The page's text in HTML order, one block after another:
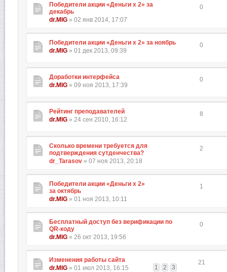
Победители акции «Деньги х 2» за
декабрь
dr.MIG » 02 янв 2014, 17:07
0
Победители акции «Деньги х 2» за ноябрь
dr.MIG » 01 дек 2013, 09:39
0
Доработки интерфейса
dr.MIG » 09 ноя 2013, 17:39
0
Рейтинг преподавателей
dr.MIG » 24 сен 2010, 16:12
8
Сколько времени требуется для
подтверждения сутденчества?
dr_Tarasov » 07 ноя 2013, 20:18
2
Победители акции «Деньги х 2»
за октябрь
dr.MIG » 01 ноя 2013, 10:11
1
Бесплатный доступ без верификации по
QR-коду
dr.MIG » 26 окт 2013, 19:56
0
Изменения работы сайта
1
2 3
dr.MIG » 01 июл 2013, 16:15
21